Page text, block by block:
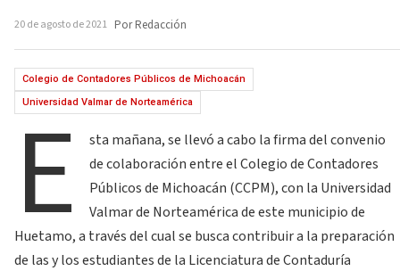
20 de agosto de 2021 Por Redacción
Colegio de Contadores Públicos de Michoacán
Universidad Valmar de Norteamérica
E
sta mañana, se llevó a cabo la firma del convenio
de colaboración entre el Colegio de Contadores
Públicos de Michoacán (CCPM), con la Universidad
Valmar de Norteamérica de este municipio de
Huetamo, a través del cual se busca contribuir a la preparación
de las y los estudiantes de la Licenciatura de Contaduría